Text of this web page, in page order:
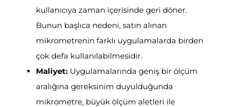
kullanıcıya zaman içerisinde geri döner.
Bunun başlıca nedeni, satın alınan
mikrometrenin farklı uygulamalarda birden
çok defa kullanılabilmesidir.
Maliyet:Uygulamalarında geniş bir ölçüm
aralığına gereksinim duyulduğunda
mikrometre, büyük ölçüm aletleri ile